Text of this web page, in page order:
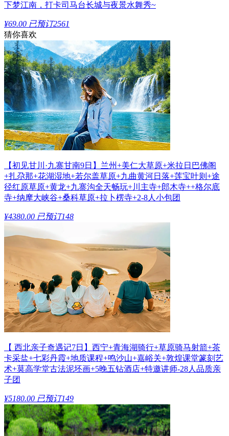
下梦江南，打卡司马台长城与夜景水舞秀~
¥69.00 已预订2561
猜你喜欢
【初见甘川·九寨甘南9日】兰州+美仁大草原+米拉日巴佛阁
+扎尕那+花湖湿地+若尔盖草原+九曲黄河日落+莲宝叶则+途
径红原草原+黄龙+九寨沟全天畅玩+川主寺+郎木寺++格尔底
寺+纳摩大峡谷+桑科草原+拉卜楞寺+2-8人小包团
¥4380.00 已预订148
【 西北亲子奇遇记7日】西宁+青海湖骑行+草原骑马射箭+茶
卡采盐+七彩丹霞+地质课程+鸣沙山+嘉峪关+敦煌课堂篆刻艺
术+莫高学堂古法泥坯画+5晚五钻酒店+特邀讲师-28人品质亲
子团
¥5180.00 已预订149